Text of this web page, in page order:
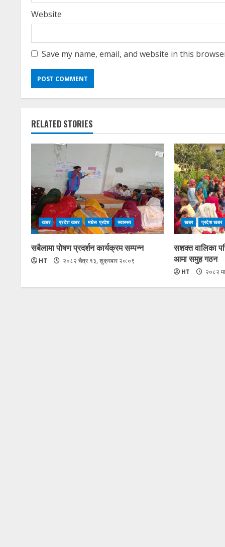
Website
Save my name, email, and website in this
RELATED STORIES
खबर प्रदेश खबर मधेस प्रदेश स्वास्थ्य
सबैलामा पोषण प्रदर्शन कार्यक्रम सम्पन्न
HT २०८२ चैत्र १३, शुक्रबार २०:०९
खबर प्रदेश खबर
सशक्त वालिका
आमा समुह गठन
HT २०८२